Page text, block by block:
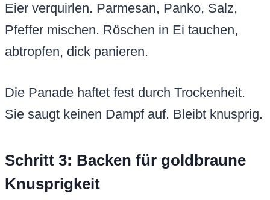
Eier verquirlen. Parmesan, Panko, Salz,
Pfeffer mischen. Röschen in Ei tauchen,
abtropfen, dick panieren.
Die Panade haftet fest durch Trockenheit.
Sie saugt keinen Dampf auf. Bleibt knusprig.
Schritt 3: Backen für goldbraune
Knusprigkeit